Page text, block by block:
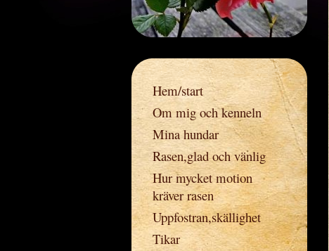
Hem/start
Om mig och kenneln
Mina hundar
Rasen,glad och vänlig
Hur mycket motion
kräver rasen
Uppfostran,skällighet
Tikar